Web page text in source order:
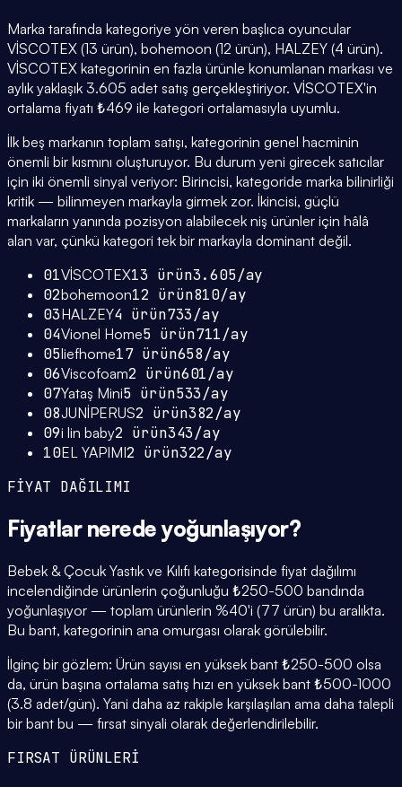
Marka tarafında kategoriye yön veren başlıca oyuncular
VİSCOTEX (13 ürün), bohemoon (12 ürün), HALZEY (4 ürün).
VİSCOTEX kategorinin en fazla ürünle konumlanan markası ve
aylık yaklaşık 3.605 adet satış gerçekleştiriyor. VİSCOTEX'in
ortalama fiyatı ₺469 ile kategori ortalamasıyla uyumlu.
İlk beş markanın toplam satışı, kategorinin genel hacminin
önemli bir kısmını oluşturuyor. Bu durum yeni girecek satıcılar
için iki önemli sinyal veriyor: Birincisi, kategoride marka bilinirliği
kritik — bilinmeyen markayla girmek zor. İkincisi, güçlü
markaların yanında pozisyon alabilecek niş ürünler için hâlâ
alan var, çünkü kategori tek bir markayla dominant değil.
01VİSCOTEX13 ürün3.605/ay
02bohemoon12 ürün810/ay
03HALZEY4 ürün733/ay
04Vionel Home5 ürün711/ay
05liefhome17ürün658/ay
06Viscofoam2 ürün601/ay
07Yataş Mini5 ürün533/ay
08JUNİPERUS2 ürün382/ay
09i lin baby2 ürün343/ay
10EL YAPIMI2 ürün322/ay
FİYAT DAĞILIMI
Fiyatlar nerede yoğunlaşıyor?
Bebek & Çocuk Yastık ve Kılıfı kategorisinde fiyat dağılımı
incelendiğinde ürünlerin çoğunluğu ₺250-500 bandında
yoğunlaşıyor — toplam ürünlerin %40'i (77 ürün) bu aralıkta.
Bu bant, kategorinin ana omurgası olarak görülebilir.
İlginç bir gözlem: Ürün sayısı en yüksek bant ₺250-500 olsa
da, ürün başına ortalama satış hızı en yüksek bant ₺500-1000
(3.8 adet/gün). Yani daha az rakiple karşılaşılan ama daha talepli
bir bant bu — fırsat sinyali olarak değerlendirilebilir.
FIRSAT ÜRÜNLERİ